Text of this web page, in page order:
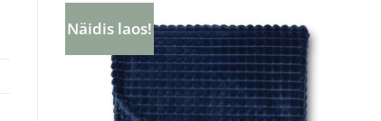
Näidis laos!